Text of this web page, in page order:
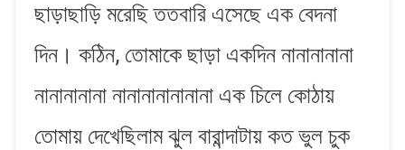
ছাড়াছাড়ি মরেছি ততবারি এসেছে এক বেদনা
দিন। কঠিন, তোমাকে ছাড়া একদিন নানানানানা
নানানানানা নানানানানানানা এক চিলে কোঠায়
তোমায় দেখেছিলাম ঝুল বারান্দাটায় কত ভুল চুক